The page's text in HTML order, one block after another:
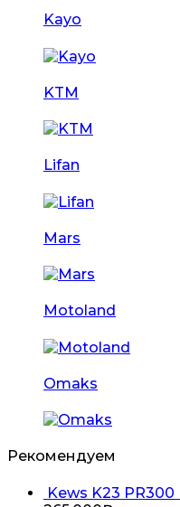
Kayo
KTM
Lifan
Mars
Motoland
Omaks
Рекомендуем
Kews K23